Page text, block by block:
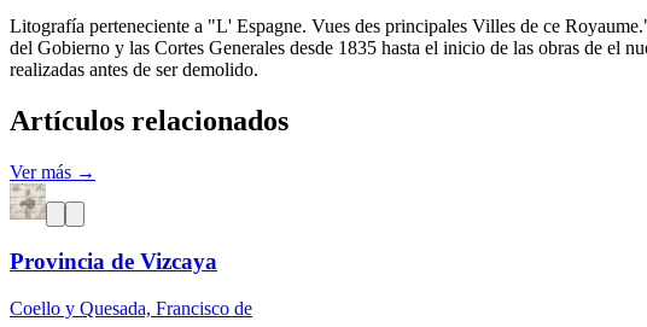
Litografía perteneciente a "L' Espagne. Vues des principales Villes de ce
del Gobierno y las Cortes Generales desde 1835 hasta el inicio de las obras de el
realizadas antes de ser demolido.
Artículos relacionados
Ver más →
Provincia de Vizcaya
Coello y Quesada, Francisco de